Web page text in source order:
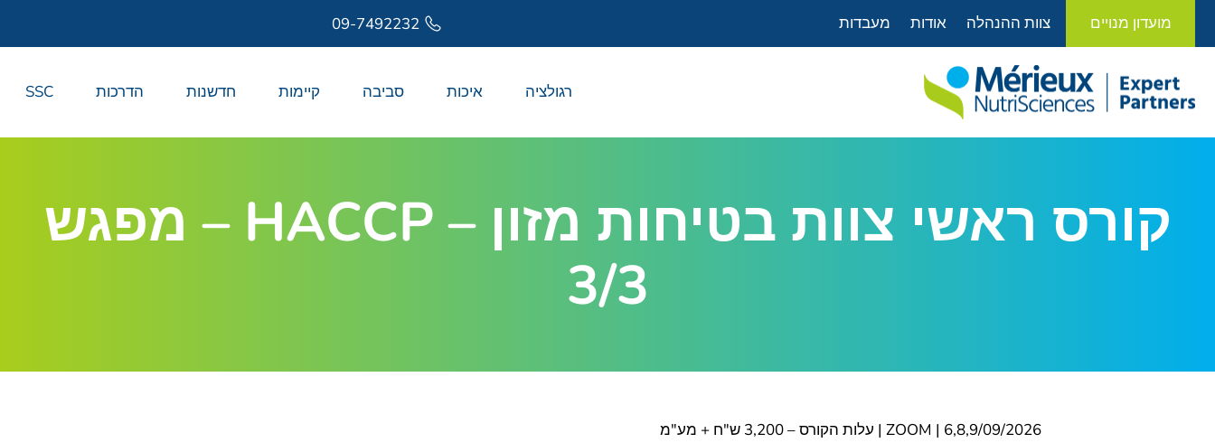
מועדון מנויים צוות ההנהלה אודות מעבדות 09-7492232
רגולציה איכות סביבה קיימות חדשנות הדרכות SSC
קורס ראשי צוות בטיחות מזון – HACCP – מפגש
3/3
6,8,9/09/2026 | ZOOM | עלות הקורס – 3,200 ש"ח + מע"מ